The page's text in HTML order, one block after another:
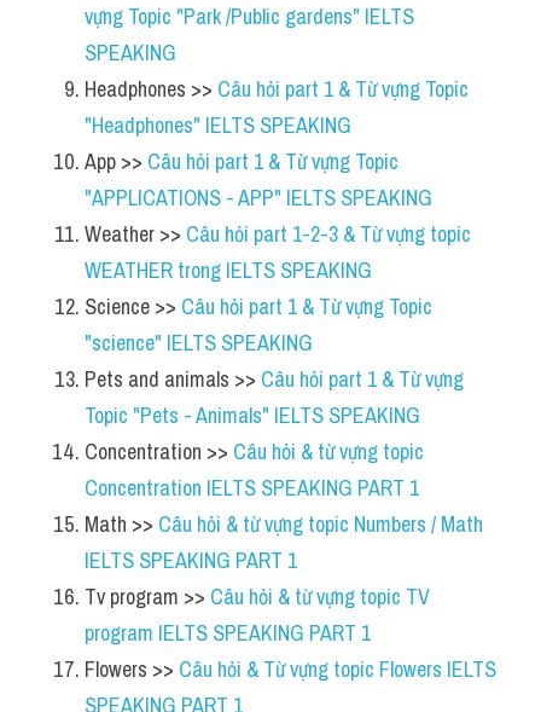
vựng Topic "Park /Public gardens" IELTS
SPEAKING
Headphones >> Câu hỏi part 1 & Từ vựng Topic
"Headphones" IELTS SPEAKING
App >> Câu hỏi part 1 & Từ vựng Topic
"APPLICATIONS - APP" IELTS SPEAKING
Weather >> Câu hỏi part 1-2-3 & Từ vựng topic
WEATHER trong IELTS SPEAKING
Science >> Câu hỏi part 1 & Từ vựng Topic
"science" IELTS SPEAKING
Pets and animals >> Câu hỏi part 1 & Từ vựng
Topic "Pets - Animals" IELTS SPEAKING
Concentration >> Câu hỏi & từ vựng topic
Concentration IELTS SPEAKING PART 1
Math >> Câu hỏi & từ vựng topic Numbers / Math
IELTS SPEAKING PART 1
Tv program >> Câu hỏi & từ vựng topic TV
program IELTS SPEAKING PART 1
Flowers >> Câu hỏi & Từ vựng topic Flowers IELTS
SPEAKING PART 1